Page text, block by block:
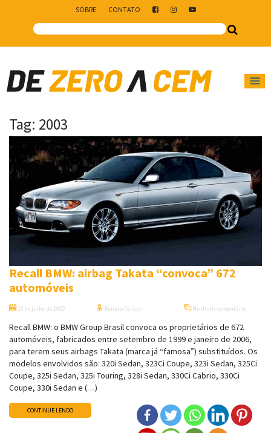
SOBRE CONTATO
Main Navigation
Tag: 2003
Recall BMW: airbag Takata “convoca” 672
automóveis
10 de julho de 2022 Renato Parizzi Nenhum comentário
Recall BMW: o BMW Group Brasil convoca os proprietários de 672
automóveis, fabricados entre setembro de 1999 e janeiro de 2006,
para terem seus airbags Takata (marca já “famosa”) substituídos. Os
modelos envolvidos são: 320i Sedan, 323Ci Coupe, 323i Sedan, 325Ci
Coupe, 325i Sedan, 325i Touring, 328i Sedan, 330Ci Cabrio, 330Ci
Coupe, 330i Sedan e (…)
CONTINUE LENDO